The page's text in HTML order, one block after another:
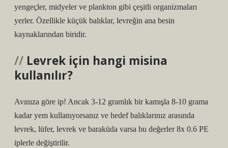
yengeçler, midyeler ve plankton gibi çeşitli organizmaları
yerler. Özellikle küçük balıklar, levreğin ana besin
kaynaklarından biridir.
Levrek için hangi misina
kullanılır?
Avınıza göre ip! Ancak 3-12 gramlık bir kamışla 8-10 grama
kadar yem kullanıyorsanız ve hedef balıklarınız arasında
levrek, lüfer, levrek ve baraküda varsa bu değerler 8x 0.6 PE
iplerle değiştirilir.